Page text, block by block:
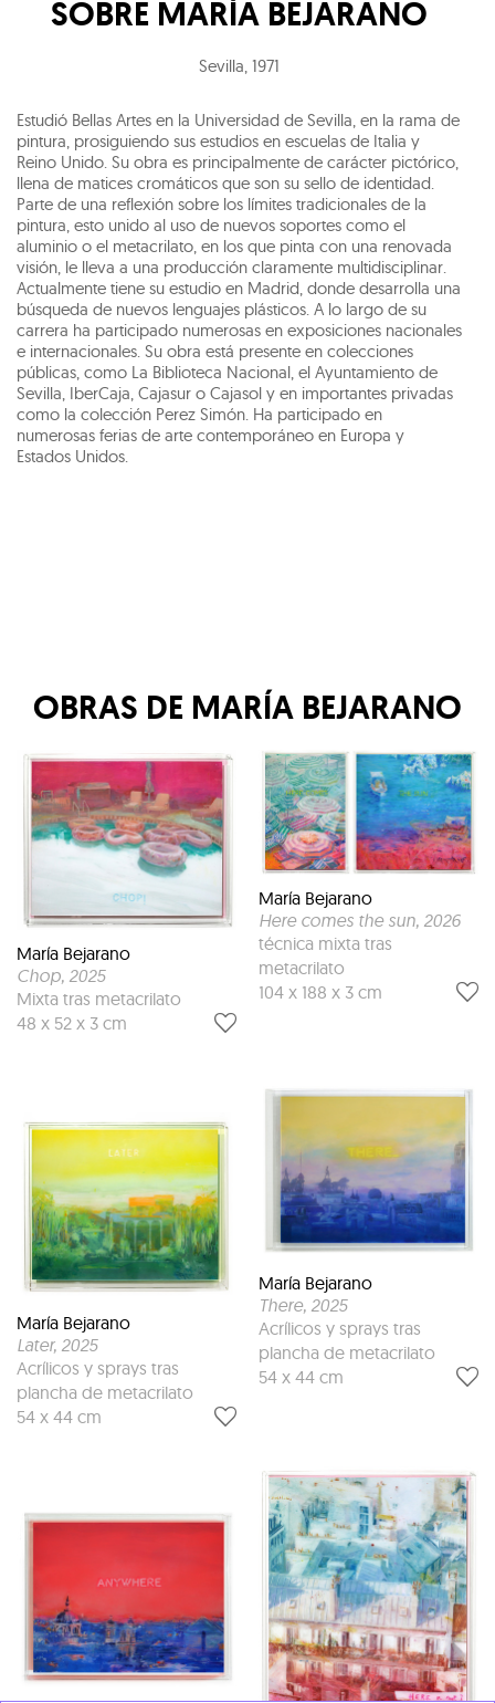
SOBRE MARÍA BEJARANO
Sevilla 1971
Estudió Bellas Artes en la Universidad de Sevilla, en la rama de
pintura, prosiguiendo sus estudios en escuelas de Italia y
Reino Unido. Su obra es principalmente de carácter pictórico,
llena de matices cromáticos que son su sello de identidad.
Parte de una reflexión sobre los límites tradicionales de la
pintura, esto unido al uso de nuevos soportes como el
aluminio o el metacrilato, en los que pinta con una renovada
visión, le lleva a una producción claramente multidisciplinar.
Actualmente tiene su estudio en Madrid, donde desarrolla una
búsqueda de nuevos lenguajes plásticos. A lo largo de su
carrera ha participado numerosas en exposiciones nacionales
e internacionales. Su obra está presente en colecciones
públicas, como La Biblioteca Nacional, el Ayuntamiento de
Sevilla, IberCaja, Cajasur o Cajasol y en importantes privadas
como la colección Perez Simón. Ha participado en
numerosas ferias de arte contemporáneo en Europa y
Estados Unidos.
OBRAS DE MARÍA BEJARANO
María Bejarano
Chop, 2025
Mixta tras metacrilato
48 x 52 x 3 cm
María Bejarano
Later, 2025
Acrílicos y sprays tras
plancha de metacrilato
54 x 44 cm
María Bejarano
Here comes the sun, 2026
técnica mixta tras
metacrilato
104 x 188 x 3 cm
María Bejarano
There, 2025
Acrílicos y sprays tras
plancha de metacrilato
54 x 44 cm